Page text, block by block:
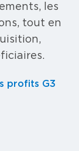
les
tout en
profits G3